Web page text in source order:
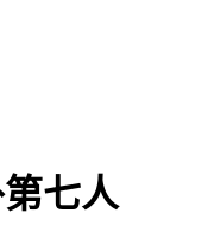
七人